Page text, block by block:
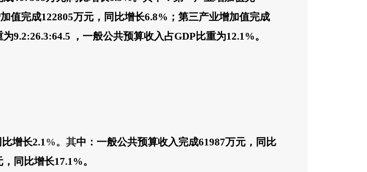
值完成122805万元，同比增长6.8% ；第三产业增加值完成
为9.2:26.3:64.5 ， 一般公共预算收入占GDP比重为12.1%。
增长2.1%。其中： 一般公共预算收入完成61987万元，同比
，同比增长17.1%。